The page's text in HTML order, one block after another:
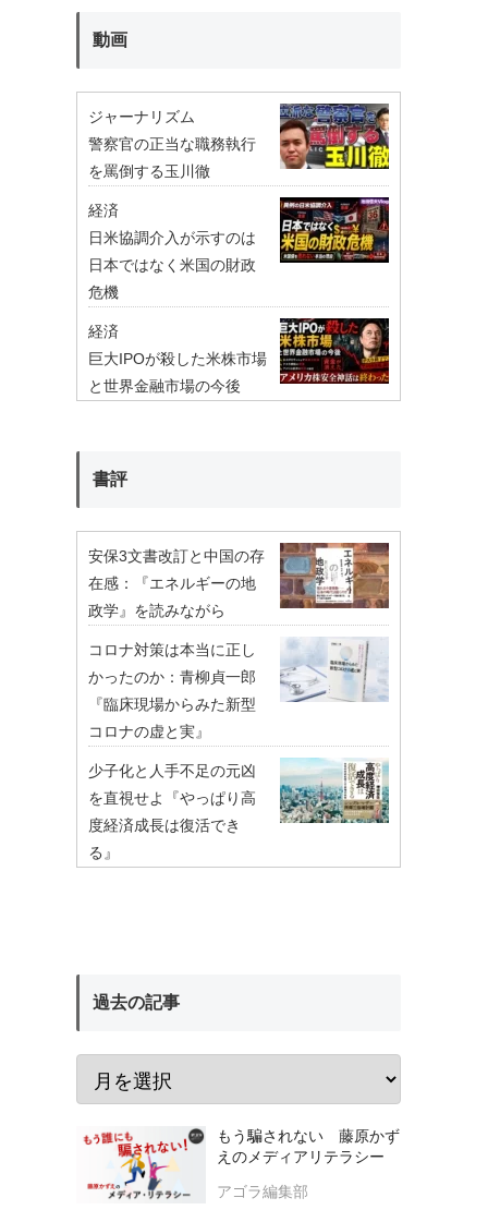
動画
ジャーナリズム
警察官の正当な職務執行
を罵倒する玉川徹
経済
日米協調介入が示すのは
日本ではなく米国の財政
危機
経済
巨大IPOが殺した米株市場
と世界金融市場の今後
書評
安保3文書改訂と中国の存
在感：『エネルギーの地
政学』を読みながら
コロナ対策は本当に正し
かったのか：青柳貞一郎
『臨床現場からみた新型
コロナの虚と実』
少子化と人手不足の元凶
を直視せよ『やっぱり高
度経済成長は復活でき
る』
過去の記事
もう騙されない 藤原かず
えのメディアリテラシー
アゴラ編集部